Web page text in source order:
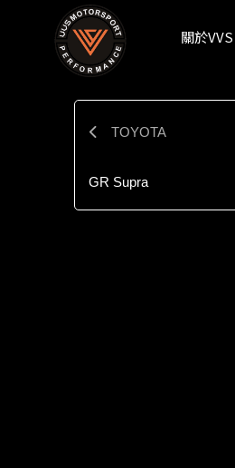
產品 / PRODUCT / TOYOTA | VVS
關於
TOYOTA
GR Supra